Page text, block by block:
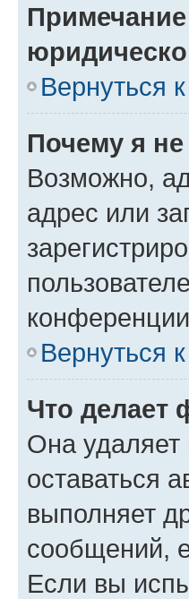
Вернуться
Почему я не
Возможно,
адрес или
Вернуться
Что делает
Она удаляет
оставаться
выполняет
сообщений,
Если вы